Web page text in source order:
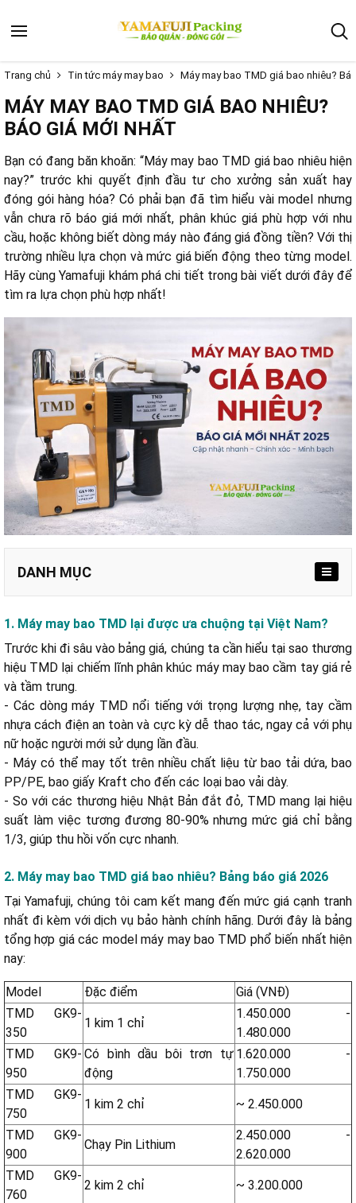
Trang chủ Tin tức máy may bao Máy may bao TMD giá bao nhiêu?
MÁY MAY BAO TMD GIÁ BAO NHIÊU?
BÁO GIÁ MỚI NHẤT
Bạn có đang băn khoăn: “Máy may bao TMD giá bao nhiêu hiện
nay?” trước khi quyết định đầu tư cho xưởng sản xuất hay
đóng gói hàng hóa? Có phải bạn đã tìm hiểu vài model nhưng
vẫn chưa rõ báo giá mới nhất, phân khúc giá phù hợp với nhu
cầu, hoặc không biết dòng máy nào đáng giá đồng tiền? Với thị
trường nhiều lựa chọn và mức giá biến động theo từng model.
Hãy cùng Yamafuji khám phá chi tiết trong bài viết dưới đây để
tìm ra lựa chọn phù hợp nhất!
DANH MỤC
3.1. Phân khúc giá rẻ TMD GK9-350 và GK9-950
3.2. Máy may bao bì chạy pin TMD GK9-900
3.3. Máy khâu bao chuyên dụng TMD GK9-760 (2 kim 2 chỉ)
1. Máy may bao TMD lại được ưa chuộng tại Việt Nam?
Trước khi đi sâu vào bảng giá, chúng ta cần hiểu tại sao thương
hiệu TMD lại chiếm lĩnh phân khúc máy may bao cầm tay giá rẻ
và tầm trung.
- Các dòng máy TMD nổi tiếng với trọng lượng nhẹ, tay cầm
nhựa cách điện an toàn và cực kỳ dễ thao tác, ngay cả với phụ
nữ hoặc người mới sử dụng lần đầu.
- Máy có thể may tốt trên nhiều chất liệu từ bao tải dứa, bao
PP/PE, bao giấy Kraft cho đến các loại bao vải dày.
- So với các thương hiệu Nhật Bản đắt đỏ, TMD mang lại hiệu
suất làm việc tương đương 80-90% nhưng mức giá chỉ bằng
1/3, giúp thu hồi vốn cực nhanh.
2. Máy may bao TMD giá bao nhiêu? Bảng báo giá 2026
Tại Yamafuji, chúng tôi cam kết mang đến mức giá cạnh tranh
nhất đi kèm với dịch vụ bảo hành chính hãng. Dưới đây là bảng
tổng hợp giá các model máy may bao TMD phổ biến nhất hiện
nay:
Model Đặc điểm
Giá (VNĐ)
TMD GK9-
350
1 kim 1 chỉ
1.450.000 -
1.480.000
TMD GK9-
950
Có bình dầu bôi trơn tự
động
1.620.000 -
1.750.000
TMD GK9-
750
1 kim 2 chỉ ~ 2.450.000
TMD GK9-
900
Chạy Pin Lithium
2.450.000 -
2.620.000
TMD GK9-
760
2 kim 2 chỉ
~ 3.200.000